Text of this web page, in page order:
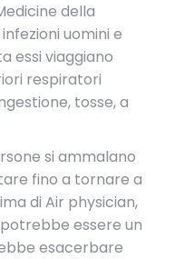
della
uomini e
essi viaggiano
respiratori
tosse, a
si ammalano
fino a tornare a
di Air physician,
essere un
esacerbare